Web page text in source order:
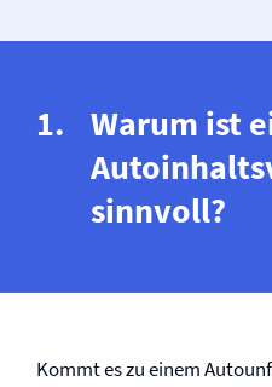
Warum ist
sinnvoll?
Kommt es zu einem